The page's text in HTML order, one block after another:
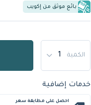
بائع موثق من إكويب
الكمية
خدمات إضافية
احصل على مطابقة سعر